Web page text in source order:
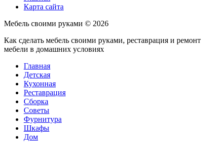
Карта сайта
Мебель своими руками © 2026
Как сделать мебель своими руками, реставрация и ремонт
мебели в домашних условиях
Главная
Детская
Кухонная
Реставрация
Сборка
Советы
Фурнитура
Шкафы
Дом